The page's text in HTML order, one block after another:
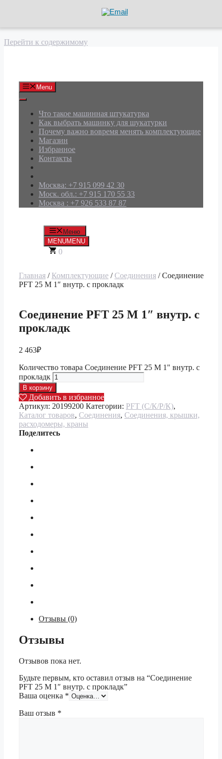
Перейти к содержимому
Menu
Что такое машинная штукатурка
Как выбрать машинку для шукатурки
Почему важно вовремя менять комплектующие
Магазин
Избранное
Контакты
Москва: +7 915 099 42 30
Моск. обл.: +7 915 170 55 33
Москва : +7 926 533 87 87
Меню
MENUMENU
0
Главная / Комплектующие /Соединения / Соединение
PFT 25 М 1″ внутр. с прокладк
Соединение PFT 25 М 1″ внутр. с
прокладк
2 463₽
Количество товара Соединение PFT 25 М 1" внутр. с
прокладк
В корзину
Добавить в избранное
Артикул: 20199200 Категории: PFT (С/К/Р/К),
Каталог товаров, Соединения, Соединения, крышки,
расходомеры, краны
Поделитесь
Отзывы (0)
Отзывы
Отзывов пока нет.
Будьте первым, кто оставил отзыв на “Соединение
PFT 25 М 1″ внутр. с прокладк”
Ваша оценка *
Ваш отзыв *